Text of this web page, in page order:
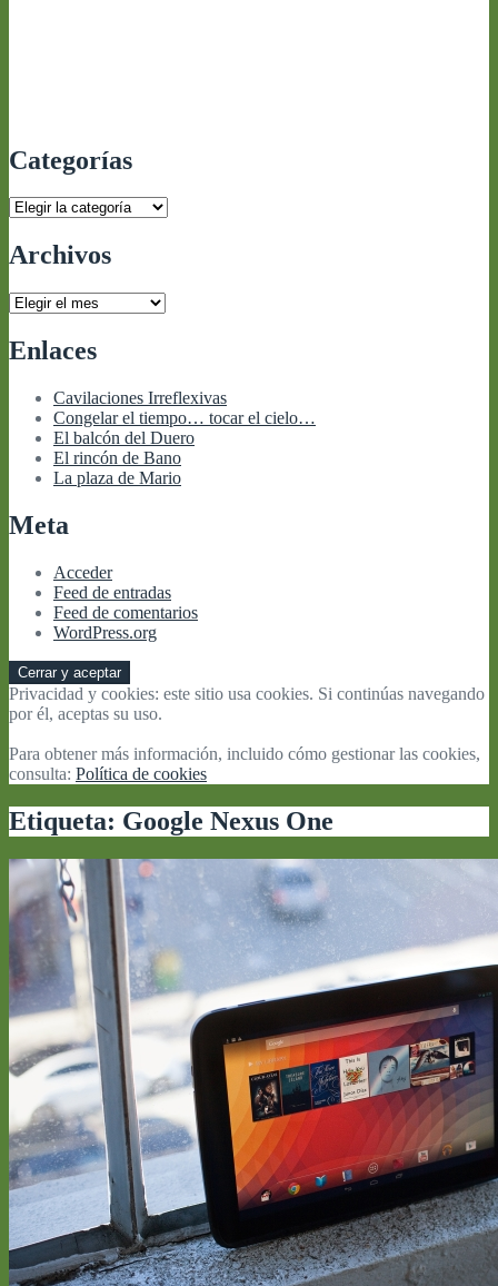
Categorías
Categorías
Archivos
Archivos
Enlaces
Cavilaciones Irreflexivas
Congelar el tiempo… tocar el cielo…
El balcón del Duero
El rincón de Bano
La plaza de Mario
Meta
Acceder
Feed de entradas
Feed de comentarios
WordPress.org
Privacidad y cookies: este sitio usa cookies. Si continúas navegando
por él, aceptas su uso.
Para obtener más información, incluido cómo gestionar las cookies,
consulta: Política de cookies
Etiqueta: Google Nexus One